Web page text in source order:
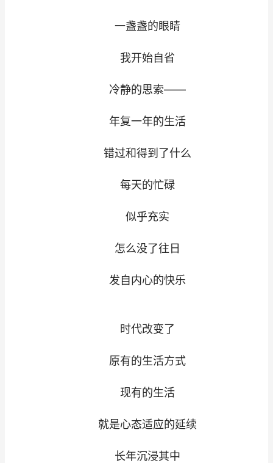
一盏盏的眼睛
我开始自省
冷静的思索——
年复一年的生活
错过和得到了什么
每天的忙碌
似乎充实
怎么没了往日
发自内心的快乐
时代改变了
原有的生活方式
现有的生活
就是心态适应的延续
长年沉浸其中